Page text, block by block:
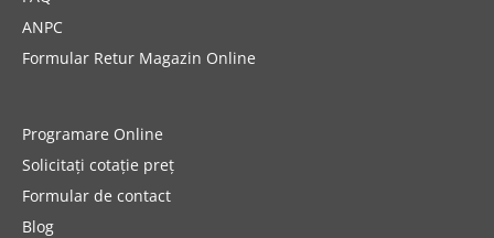
ANPC
Formular Retur Magazin Online
Programare Online
Solicitați cotație preț
Formular de contact
Blog